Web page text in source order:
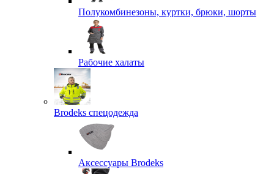
Полукомбинезоны, куртки, брюки, шорты
Рабочие халаты
Brodeks спецодежда
Аксессуары Brodeks